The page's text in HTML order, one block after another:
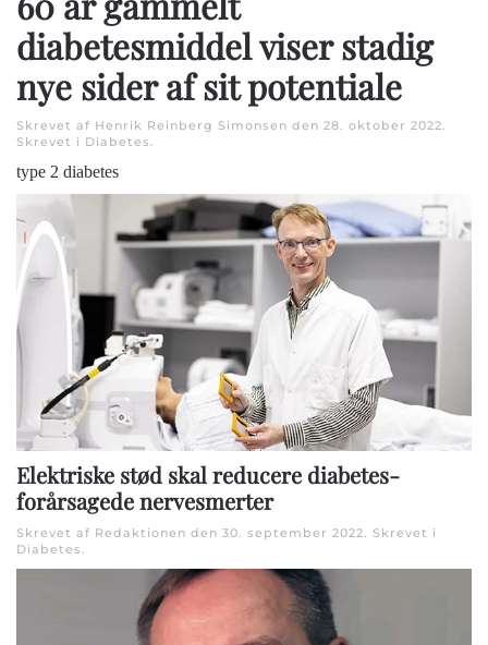
diabetesmiddel viser stadig
nye sider af sit potentiale
Skrevet af Henrik Reinberg Simonsen den 28. oktober 2022.
Skrevet i Diabetes.
type 2 diabetes
Elektriske stød skal reducere diabetes-
forårsagede nervesmerter
Skrevet af Redaktionen den 30. september 2022. Skrevet i
Diabetes.